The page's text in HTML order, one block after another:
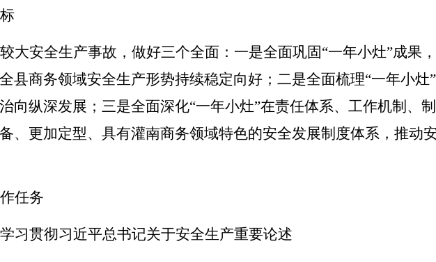
大安全生产事故，做好三个全面： 一是全面巩固“一年小灶”成果
县商务领域安全生产形势持续稳定向好； 二是全面梳理“一年小灶”
向纵深发展； 三是全面深化“一年小灶”在责任体系、工作机制、
、更加定型、具有灌南商务领域特色的安全发展制度体系，推动
任务
学习贯彻习近平总书记关于安全生产重要论述